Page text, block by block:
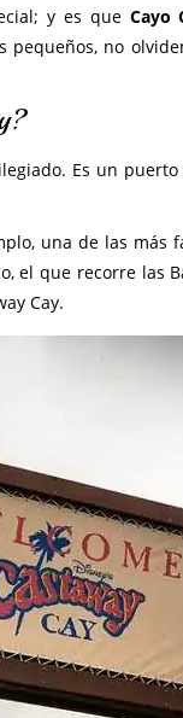
y es que Cayo
no
Es un
una de las más
el que recorre las
Cay.